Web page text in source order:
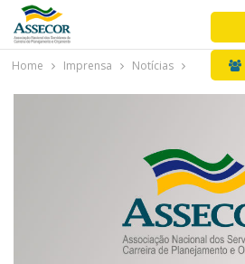
Home Imprensa Notícias